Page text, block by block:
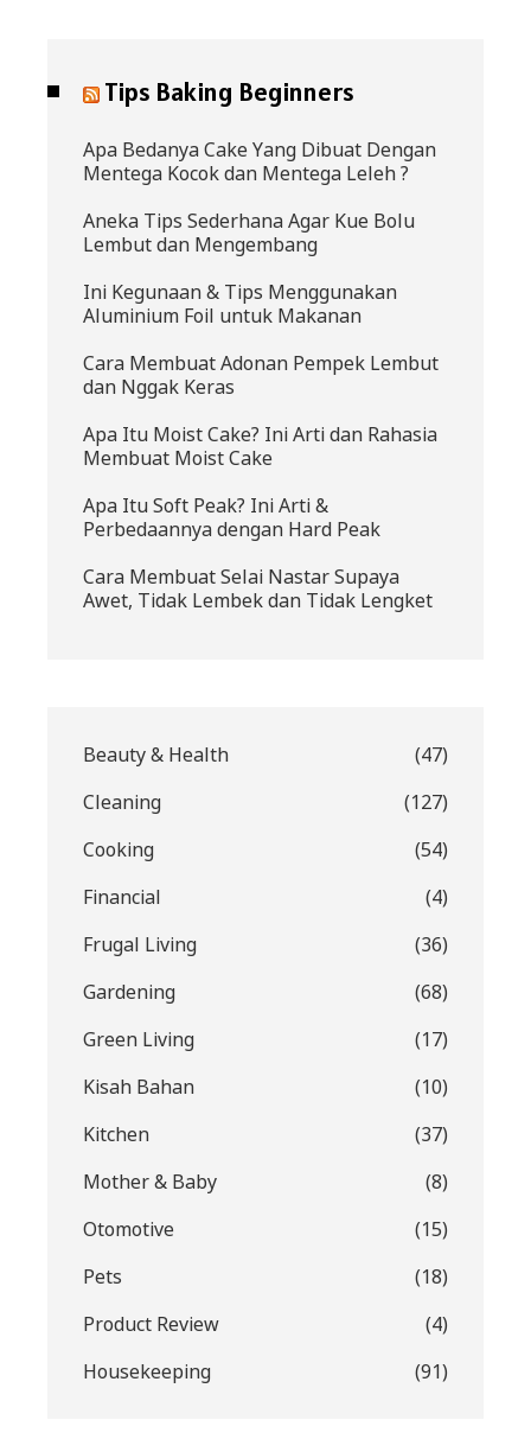
Tips Baking Beginners
Apa Bedanya Cake Yang Dibuat Dengan
Mentega Kocok dan Mentega Leleh ?
Aneka Tips Sederhana Agar Kue Bolu
Lembut dan Mengembang
Ini Kegunaan & Tips Menggunakan
Aluminium Foil untuk Makanan
Cara Membuat Adonan Pempek Lembut
dan Nggak Keras
Apa Itu Moist Cake? Ini Arti dan Rahasia
Membuat Moist Cake
Apa Itu Soft Peak? Ini Arti &
Perbedaannya dengan Hard Peak
Cara Membuat Selai Nastar Supaya
Awet, Tidak Lembek dan Tidak Lengket
Beauty & Health
(47)
Cleaning
(127)
Cooking
(54)
Financial
(4)
Frugal Living
(36)
Gardening
(68)
Green Living
(17)
Kisah Bahan
(10)
Kitchen
(37)
Mother & Baby
(8)
Otomotive
(15)
Pets
(18)
Product Review
(4)
Housekeeping
(91)